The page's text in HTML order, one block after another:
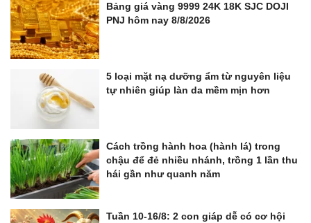
Bảng giá vàng 9999 24K 18K SJC DOJI
PNJ hôm nay 8/8/2026
5 loại mặt nạ dưỡng ẩm từ nguyên liệu
tự nhiên giúp làn da mềm mịn hơn
Cách trồng hành hoa (hành lá) trong
chậu để đẻ nhiều nhánh, trồng 1 lần thu
hái gần như quanh năm
Tuần 10-16/8: 2 con giáp dễ có cơ hội